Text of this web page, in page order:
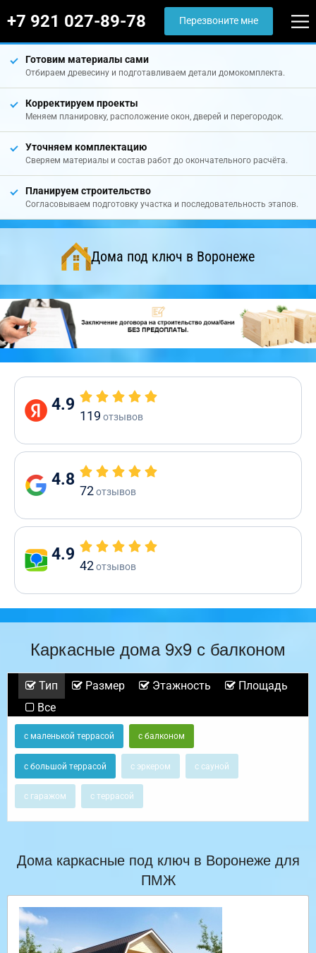
+7 921 027-89-78 Перезвоните мне
Готовим материалы сами
Отбираем древесину и подготавливаем детали домокомплекта.
Корректируем проекты
Меняем планировку, расположение окон, дверей и перегородок.
Уточняем комплектацию
Сверяем материалы и состав работ до окончательного расчёта.
Планируем строительство
Согласовываем подготовку участка и последовательность этапов.
Дома под ключ в Воронеже
4.9
119 отзывов
4.8
72отзывов
4.9
42отзывов
Каркасные дома 9х9 с балконом
Тип Размер Этажность
Площадь
Все
с маленькой террасой с балконом
с большой террасой с эркером с сауной
с гаражом с террасой
Дома каркасные под ключ в Воронеже для
ПМЖ